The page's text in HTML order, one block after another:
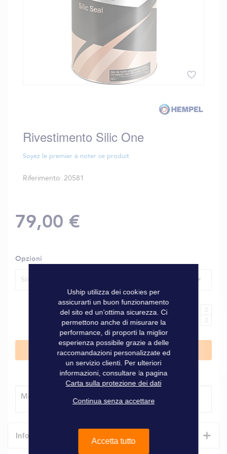
di
immagini
Rivestimento Silic One
Soyez le premier à noter ce produit
Riferimento 20581
79,00 €
Opzioni
Silic One, 750 ml, colore rosso
Aggiungi al Carrello
Modalità di consegna
Informazioni tecniche +
Uship utilizza dei cookies per
assicurarti un buon funzionamento
del sito ed un’ottima sicurezza. Ci
permettono anche di misurare la
performance, di proporti la miglior
esperienza possibile grazie a delle
raccomandazioni personalizzate ed
un servizio clienti. Per ulteriori
informazioni, consultare la pagina
Carta sulla protezione dei dati
Continua senza accettare
Accetta tutto